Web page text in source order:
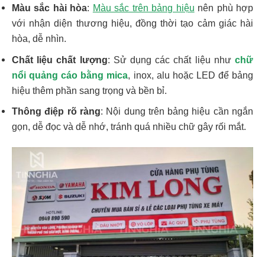
Màu sắc hài hòa: Màu sắc trên bảng hiệu nên phù hợp
với nhận diện thương hiệu, đồng thời tạo cảm giác hài
hòa, dễ nhìn.
Chất liệu chất lượng: Sử dụng các chất liệu nhưchữ
nổi quảng cáo bằng mica, inox, alu hoặc LED để bảng
hiệu thêm phần sang trọng và bền bỉ.
Thông điệp rõ ràng: Nội dung trên bảng hiệu cần ngắn
gọn, dễ đọc và dễ nhớ, tránh quá nhiều chữ gây rối mắt.